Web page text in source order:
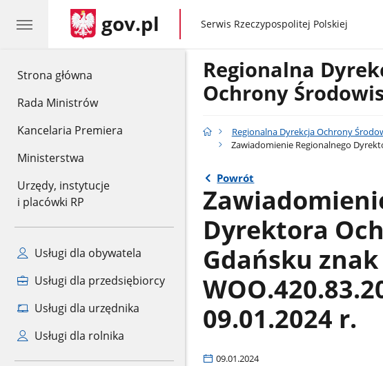
Strona główna
Rada Ministrów
Kancelaria Premiera
Ministerstwa
Urzędy, instytucje
i placówki RP
Usługi dla obywatela
Usługi dla przedsiębiorcy
Usługi dla urzędnika
Usługi dla rolnika
gov.pl gov.pl
Serwis Rzeczypospolitej Polskiej
Regionalna
Ochrony
Regionalna Dyrekcja Ochrony
Zawiadomienie Regionalnego
Powrót
Dyrektora
Gdańsku znak
09.01.2024 r.
09.01.2024